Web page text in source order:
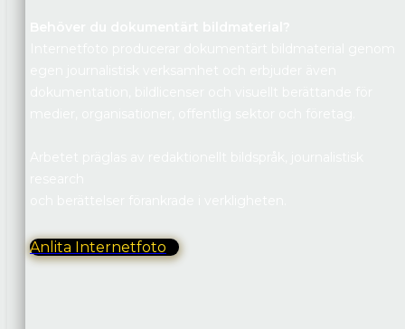
Anlita Internetfoto